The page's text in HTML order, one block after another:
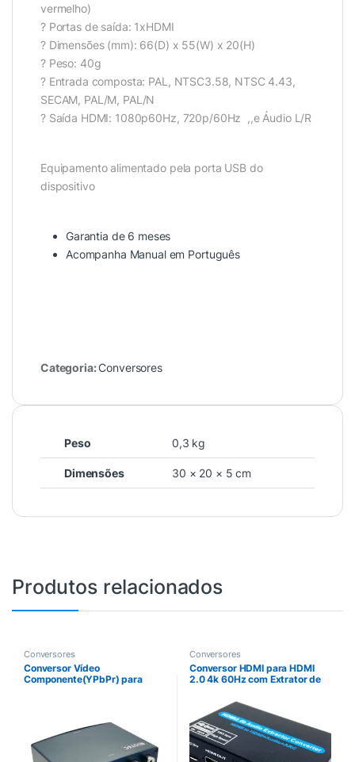
vermelho)
? Portas de saída: 1xHDMI
? Dimensões (mm): 66(D) x 55(W) x 20(H)
? Peso: 40g
? Entrada composta: PAL, NTSC3.58, NTSC 4.43,
SECAM, PAL/M, PAL/N
? Saída HDMI: 1080p60Hz, 720p/60Hz ,,e Áudio L/R
Equipamento alimentado pela porta USB do
dispositivo
Garantia de 6 meses
Acompanha Manual em Português
Categoria:Conversores
Peso 0,3 kg
Dimensões 30 × 20 × 5 cm
Produtos relacionados
Conversores
Conversor Vídeo
Componente(YPbPr) para
Conversores
Conversor HDMI para HDMI
2.0 4k 60Hz com Extrator de
EL088ARC2.0